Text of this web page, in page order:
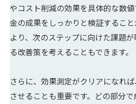
やコスト削減の効果を具体的な数
金の成果をしっかりと検証するこ
より、次のステップに向けた課題
る改善策を考えることもできます。
さらに、効果測定がクリアになれ
させることも重要です。どの部分